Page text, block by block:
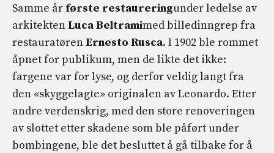
Samme år første restaureringunder ledelse av
arkitekten Luca Beltramimed billedinngrep fra
restauratørenErnesto Rusca. I 1902 ble rommet
åpnet for publikum, men de likte det ikke:
fargene var for lyse, og derfor veldig langt fra
den «skyggelagte» originalen av Leonardo. Etter
andre verdenskrig, med den store renoveringen
av slottet etter skadene som ble påført under
bombingene, ble det besluttet å gå tilbake for å